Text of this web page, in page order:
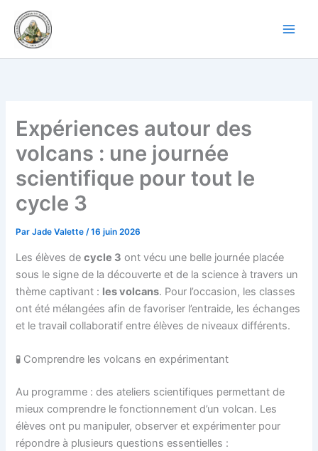
contenu
Expériences autour des
volcans : une journée
scientifique pour tout le
cycle 3
ParJade Valette/16 juin 2026
Les élèves decycle 3 ont vécu une belle journée placée
sous le signe de la découverte et de la science à travers un
thème captivant : les volcans. Pour l’occasion, les classes
ont été mélangées afin de favoriser l’entraide, les échanges
et le travail collaboratif entre élèves de niveaux différents.
🧪 Comprendre les volcans en expérimentant
Au programme : des ateliers scientifiques permettant de
mieux comprendre le fonctionnement d’un volcan. Les
élèves ont pu manipuler, observer et expérimenter pour
répondre à plusieurs questions essentielles :